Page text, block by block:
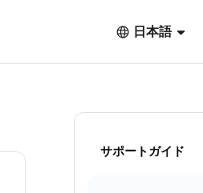
日本語
サポートガイド